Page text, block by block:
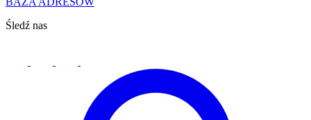
Śledź nas